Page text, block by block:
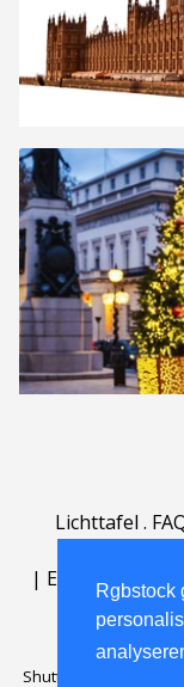
Rgbstock
Lichttafel .
| English |
Shutterstock official